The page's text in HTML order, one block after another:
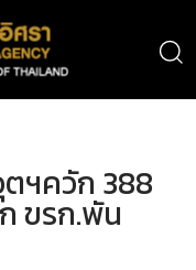
ฯควัก 388
ขรก.พัน